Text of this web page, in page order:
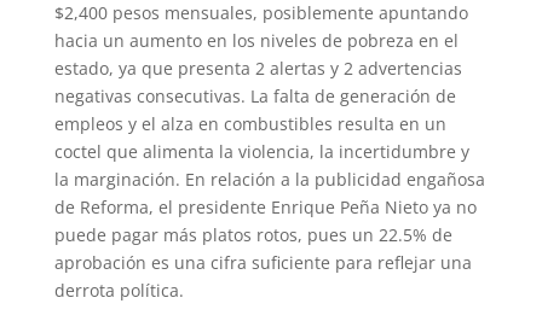
$2,400 pesos mensuales, posiblemente apuntando
hacia un aumento en los niveles de pobreza en el
estado, ya que presenta 2 alertas y 2 advertencias
negativas consecutivas. La falta de generación de
empleos y el alza en combustibles resulta en un
coctel que alimenta la violencia, la incertidumbre y
la marginación. En relación a la publicidad engañosa
de Reforma, el presidente Enrique Peña Nieto ya no
puede pagar más platos rotos, pues un 22.5% de
aprobación es una cifra suficiente para reflejar una
derrota política.